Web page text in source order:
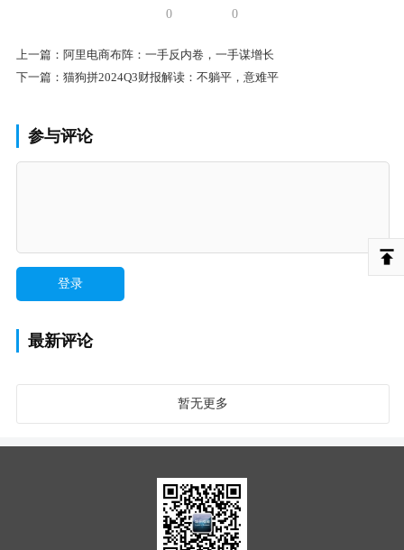
0 0
上一篇： 阿里电商布阵：一手反内卷，一手谋增长
下一篇： 猫狗拼2024Q3财报解读：不躺平，意难平
参与评论
最新评论
暂无更多